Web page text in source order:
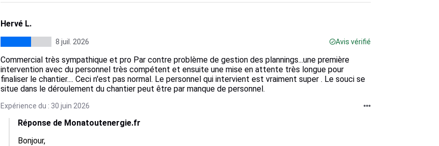
Hervé L.
8 juil. 2026 Avis vérifié
Commercial très sympathique et pro Par contre problème de gestion des plannings...une première
intervention avec du personnel très compétent et ensuite une mise en attente très longue pour
finaliser le chantier.... Ceci n'est pas normal. Le personnel qui intervient est vraiment super . Le souci se
situe dans le déroulement du chantier peut être par manque de personnel.
Expérience du : 30 juin 2026
Réponse de Monatoutenergie.fr
Bonjour,